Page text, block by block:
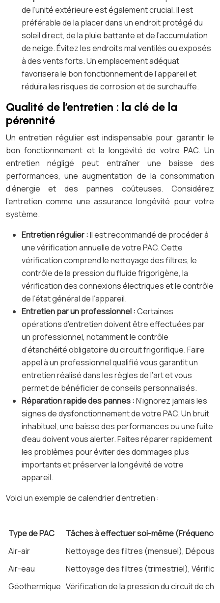
de l’unité extérieure est également crucial. Il est
préférable de la placer dans un endroit protégé du
soleil direct, de la pluie battante et de l’accumulation
de neige. Évitez les endroits mal ventilés ou exposés
à des vents forts. Un emplacement adéquat
favorisera le bon fonctionnement de l’appareil et
réduira les risques de corrosion et de surchauffe.
Qualité de l’entretien : la clé de la
pérennité
Un entretien régulier est indispensable pour garantir le
bon fonctionnement et la longévité de votre PAC. Un
entretien négligé peut entraîner une baisse des
performances, une augmentation de la consommation
d’énergie et des pannes coûteuses. Considérez
l’entretien comme une assurance longévité pour votre
système.
Entretien régulier :Il est recommandé de procéder à
une vérification annuelle de votre PAC. Cette
vérification comprend le nettoyage des filtres, le
contrôle de la pression du fluide frigorigène, la
vérification des connexions électriques et le contrôle
de l’état général de l’appareil.
Entretien par un professionnel :Certaines
opérations d’entretien doivent être effectuées par
un professionnel, notamment le contrôle
d’étanchéité obligatoire du circuit frigorifique. Faire
appel à un professionnel qualifié vous garantit un
entretien réalisé dans les règles de l’art et vous
permet de bénéficier de conseils personnalisés.
Réparation rapide des pannes :N’ignorez jamais les
signes de dysfonctionnement de votre PAC. Un bruit
inhabituel, une baisse des performances ou une fuite
d’eau doivent vous alerter. Faites réparer rapidement
les problèmes pour éviter des dommages plus
importants et préserver la longévité de votre
appareil.
Voici un exemple de calendrier d’entretien :
Type de PAC
Tâches à effectuer soi-même
Air-air
Nettoyage des filtres (mensuel),
Air-eau
Nettoyage des filtres (trimestriel),
Géothermique Vérification de la pression du circuit de